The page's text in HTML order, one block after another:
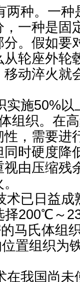
种。一种
一种是固
。假如要
轮座外轮
动淬火就
施50%以
组织。在
，需要进
时硬度降
由压缩残
已日益成
择200℃～
马氏体组
置组织为
我国尚未